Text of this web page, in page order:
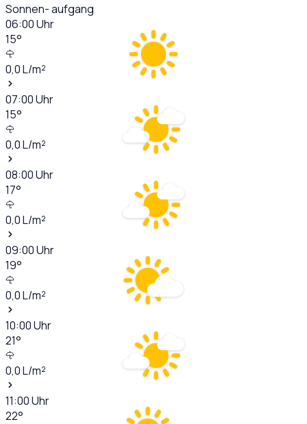
Sonnen- aufgang
06:00Uhr
15°
0,0L/m²
07:00Uhr
15°
0,0L/m²
08:00Uhr
17°
0,0L/m²
09:00Uhr
19°
0,0L/m²
10:00Uhr
21°
0,0L/m²
11:00Uhr
22°